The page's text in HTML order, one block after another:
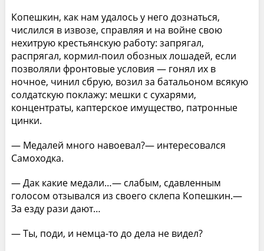
Копешкин, как нам удалось у него дознаться,
числился в извозе, справляя и на войне свою
нехитрую крестьянскую работу: запрягал,
распрягал, кормил-поил обозных лошадей, если
позволяли фронтовые условия — гонял их в
ночное, чинил сбрую, возил за батальоном всякую
солдатскую поклажу: мешки с сухарями,
концентраты, каптерское имущество, патронные
цинки.
— Медалей много навоевал?— интересовался
Самоходка.
— Дак какие медали…— слабым, сдавленным
голосом отзывался из своего склепа Копешкин.—
За езду рази дают…
— Ты, поди, и немца-то до дела не видел?